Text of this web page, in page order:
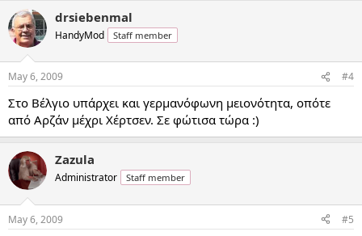
drsiebenmal
HandyMod Staff member
May 6, 2009 #4
Στο Βέλγιο υπάρχει και γερμανόφωνη μειονότητα, οπότε
από Αρζάν μέχρι Χέρτσεν. Σε φώτισα τώρα :)
Zazula
Administrator Staff member
May 6, 2009 #5